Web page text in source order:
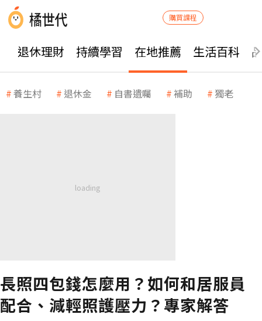
購買課程
退休理財 持續學習 在地推薦 生活百科
養生村 退休金 自書遺囑 補助 獨老
長照四包錢怎麼用？如何和居服員
配合、減輕照護壓力？專家解答